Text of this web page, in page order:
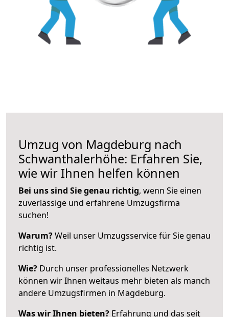
Umzug von Magdeburg nach
Schwanthalerhöhe: Erfahren Sie,
wie wir Ihnen helfen können
Bei uns sind Sie genau richtig, wenn Sie einen
zuverlässige und erfahrene Umzugsfirma
suchen!
Warum?Weil unser Umzugsservice für Sie genau
richtig ist.
Wie? Durch unser professionelles Netzwerk
können wir Ihnen weitaus mehr bieten als manch
andere Umzugsfirmen in Magdeburg.
Was wir Ihnen bieten? Erfahrung und das seit